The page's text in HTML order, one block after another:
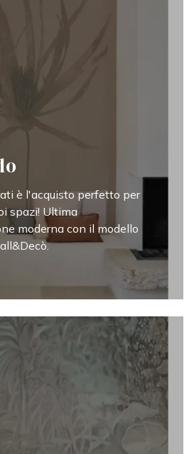
è l'acquisto perfetto per
spazi! Ultima
moderna con il modello